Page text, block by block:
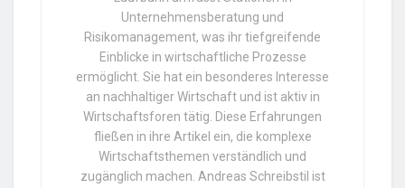
Unternehmensberatung und
Risikomanagement, was ihr tiefgreifende
Einblicke in wirtschaftliche Prozesse
ermöglicht. Sie hat ein besonderes Interesse
an nachhaltiger Wirtschaft und ist aktiv in
Wirtschaftsforen tätig. Diese Erfahrungen
fließen in ihre Artikel ein, die komplexe
Wirtschaftsthemen verständlich und
zugänglich machen. Andreas Schreibstil ist